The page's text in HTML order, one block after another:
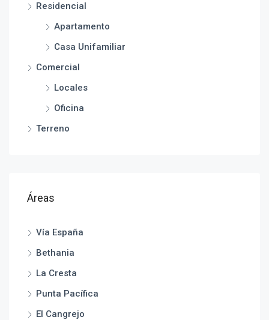
Residencial
Apartamento
Casa Unifamiliar
Comercial
Locales
Oficina
Terreno
Áreas
Vía España
Bethania
La Cresta
Punta Pacífica
El Cangrejo